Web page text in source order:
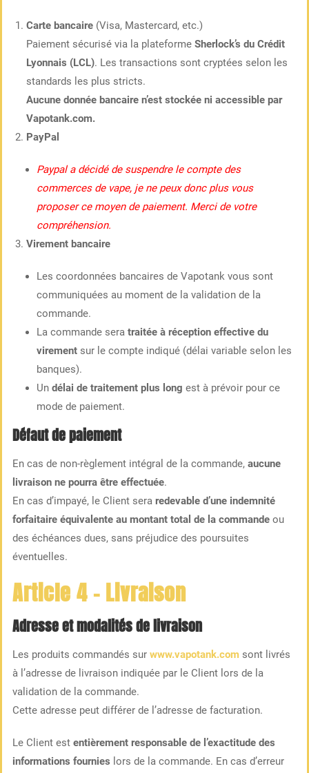
Carte bancaire(Visa, Mastercard, etc.)
Paiement sécurisé via la plateforme Sherlock’s du Crédit
Lyonnais (LCL). Les transactions sont cryptées selon les
standards les plus stricts.
Aucune donnée bancaire n’est stockée ni accessible par
Vapotank.com.
PayPal
Paypal a décidé de suspendre le compte des
commerces de vape, je ne peux donc plus vous
proposer ce moyen de paiement. Merci de votre
compréhension.
Virement bancaire
Les coordonnées bancaires de Vapotank vous sont
communiquées au moment de la validation de la
commande.
La commande sera traitée à réception effective du
virementsur le compte indiqué (délai variable selon les
banques).
Un délai de traitement plus long est à prévoir pour ce
mode de paiement.
Défaut de paiement
En cas de non-règlement intégral de la commande, aucune
livraison ne pourra être effectuée.
En cas d’impayé, le Client sera redevable d’une indemnité
forfaitaire équivalente au montant total de la commandeou
des échéances dues, sans préjudice des poursuites
éventuelles.
Article 4 – Livraison
Adresse et modalités de livraison
Les produits commandés sur www.vapotank.comsont livrés
à l’adresse de livraison indiquée par le Client lors de la
validation de la commande.
Cette adresse peut différer de l’adresse de facturation.
Le Client est entièrement responsable de l’exactitude des
informations fournies lors de la commande. En cas d’erreur